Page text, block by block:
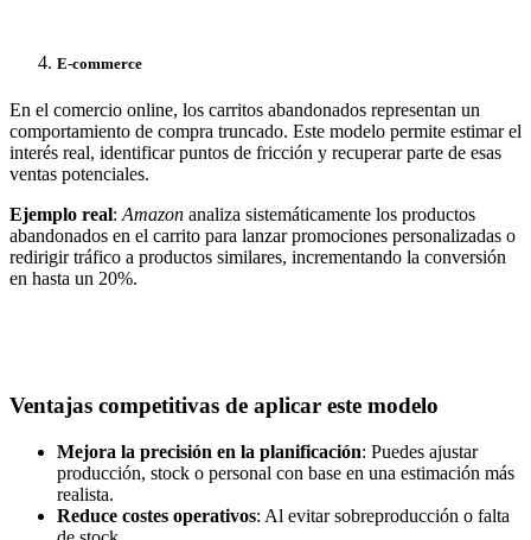
E-commerce
En el comercio online, los carritos abandonados representan un
comportamiento de compra truncado. Este modelo permite estimar el
interés real, identificar puntos de fricción y recuperar parte de esas
ventas potenciales.
Ejemplo real: Amazon analiza sistemáticamente los productos
abandonados en el carrito para lanzar promociones personalizadas o
redirigir tráfico a productos similares, incrementando la conversión
en hasta un 20%.
Ventajas competitivas de aplicar este modelo
Mejora la precisión en la planificación: Puedes ajustar
producción, stock o personal con base en una estimación más
realista.
Reduce costes operativos: Al evitar sobreproducción o falta